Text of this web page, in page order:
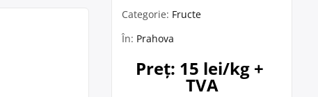
Categorie: Fructe
În: Prahova
Preț: 15 lei/kg +
TVA